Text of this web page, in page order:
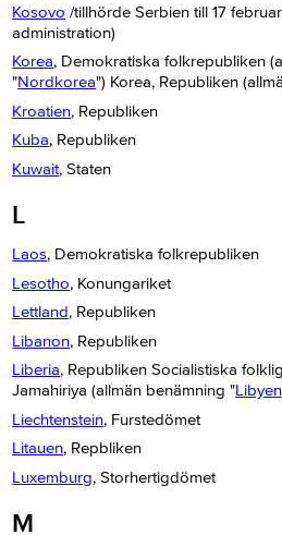
Kosovo /tillhörde Serbien till 17
administration)
Korea, Demokratiska folkrepubliken
"Nordkorea") Korea, Republiken
Kroatien, Republiken
Kuba, Republiken
Kuwait, Staten
L
Laos, Demokratiska folkrepubliken
Lesotho, Konungariket
Lettland, Republiken
Libanon, Republiken
Liberia, Republiken Socialistiska
Jamahiriya (allmän benämning "Libyen
Liechtenstein, Furstedömet
Litauen, Repbliken
Luxemburg, Storhertigdömet
M